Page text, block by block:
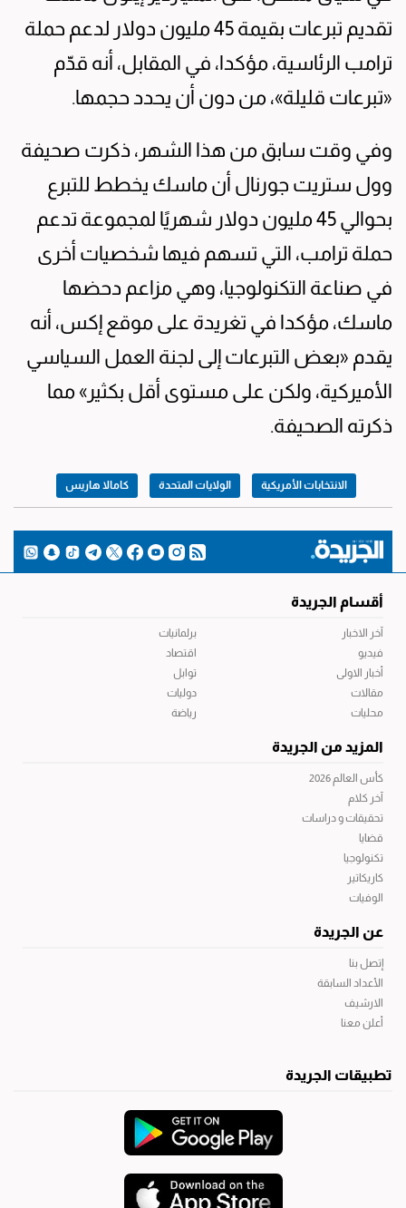
تقديم تبرعات بقيمة 45 مليون دولار لدعم حملة
ترامب الرئاسية، مؤكدا، في المقابل، أنه قدّم
«تبرعات قليلة»، من دون أن يحدد حجمها.
وفي وقت سابق من هذا الشهر، ذكرت صحيفة
وول ستريت جورنال أن ماسك يخطط للتبرع
بحوالي 45 مليون دولار شهريًا لمجموعة تدعم
حملة ترامب، التي تسهم فيها شخصيات أخرى
في صناعة التكنولوجيا، وهي مزاعم دحضها
ماسك، مؤكدا في تغريدة على موقع إكس، أنه
يقدم «بعض التبرعات إلى لجنة العمل السياسي
الأميركية، ولكن على مستوى أقل بكثير» مما
ذكرته الصحيفة.
الانتخابات الأمريكية الولايات المتحدة كامالا هاريس
أقسام الجريدة
آخر الاخبار
فيديو
أخبار الاولى
مقالات
محليات
برلمانيات
اقتصاد
توابل
دوليات
رياضة
المزيد من الجريدة
كأس العالم 2026
آخر كلام
تحقيقات و دراسات
قضايا
تكنولوجيا
كاريكاتير
الوفيات
عن الجريدة
إتصل بنا
الأعداد السابقة
الارشيف
أعلن معنا
تطبيقات الجريدة